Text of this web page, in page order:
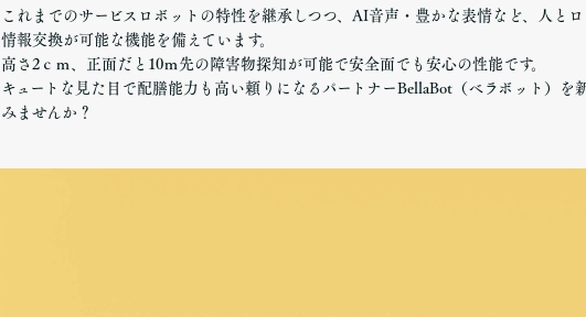
これまでのサービスロボットの特性を継承しつつ、AI音声・豊かな表情など、人と
情報交換が可能な機能を備えています。
高さ2ｃｍ、正面だと10ｍ先の障害物探知が可能で安全面でも安心の性能です。
キュートな見た目で配膳能力も高い頼りになるパートナーBellaBot（ベラボット）を
みませんか？